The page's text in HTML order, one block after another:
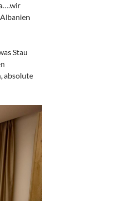
Stau
absolute